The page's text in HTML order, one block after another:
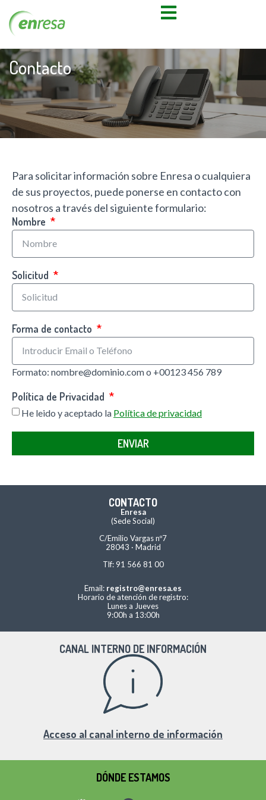
Contacto
Para solicitar información sobre Enresa o cualquiera
de sus proyectos, puede ponerse en contacto con
nosotros a través del siguiente formulario:
Nombre
Solicitud
Forma de contacto
Formato: nombre@dominio.com o +00123 456 789
Política de Privacidad
He leido y aceptado la Política de privacidad
ENVIAR
CONTACTO
Enresa
(Sede Social)
C/Emilio Vargas nº7
28043 · Madrid
Tlf: 91 566 81 00
Email: registro@enresa.es
Horario de atención de registro:
Lunes a Jueves
9:00h a 13:00h
CANAL INTERNO DE INFORMACIÓN
Acceso al canal interno de información
DÓNDE ESTAMOS